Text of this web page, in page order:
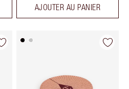
AJOUTER AU PANIER